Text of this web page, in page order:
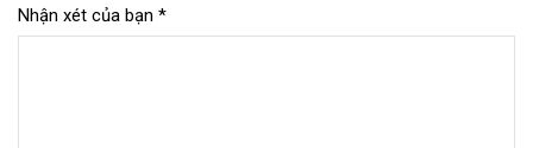
Nhận xét của bạn *